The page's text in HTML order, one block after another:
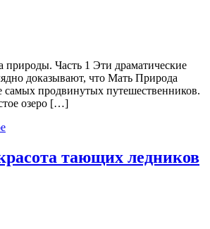
природы. Часть 1 Эти драматические
доказывают, что Мать Природа
самых продвинутых путешественников.
озеро […]
тающих ледников